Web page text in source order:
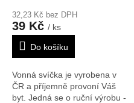
32,23 Kč bez DPH
39 Kč / ks
Do košíku
Vonná svíčka je vyrobena v
ČR a příjemně provoní Váš
byt. Jedná se o ruční výrobu -